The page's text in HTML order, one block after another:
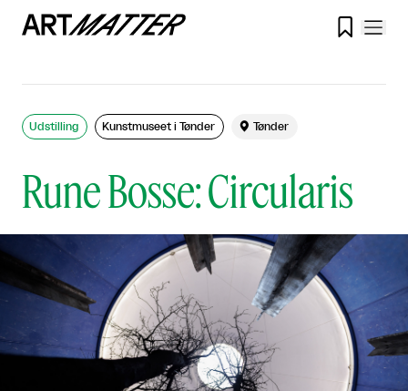

Rune Bosse: Circularis
Udstilling Kunstmuseet i Tønder  Tønder